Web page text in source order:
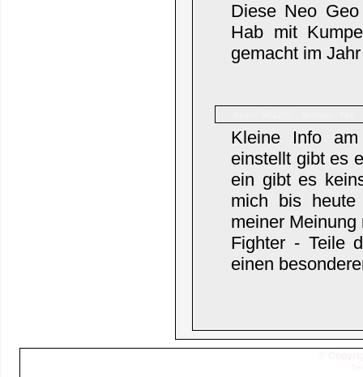
Diese Neo
Hab mit
gemacht im
Kleine Info
einstellt gibt es
ein gibt es
mich bis
meiner
Fighter - Teile
einen